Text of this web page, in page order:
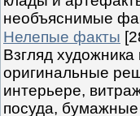
необъяснимые
Нелепые факты
Взгляд
оригинальные
интерьере,
посуда,